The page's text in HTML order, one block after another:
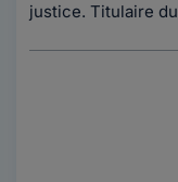
justice. Titulaire